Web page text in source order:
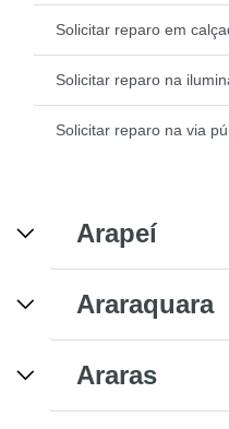
Solicitar reparo em
Solicitar reparo na
Solicitar reparo na via
Arapeí
Araraquara
Araras